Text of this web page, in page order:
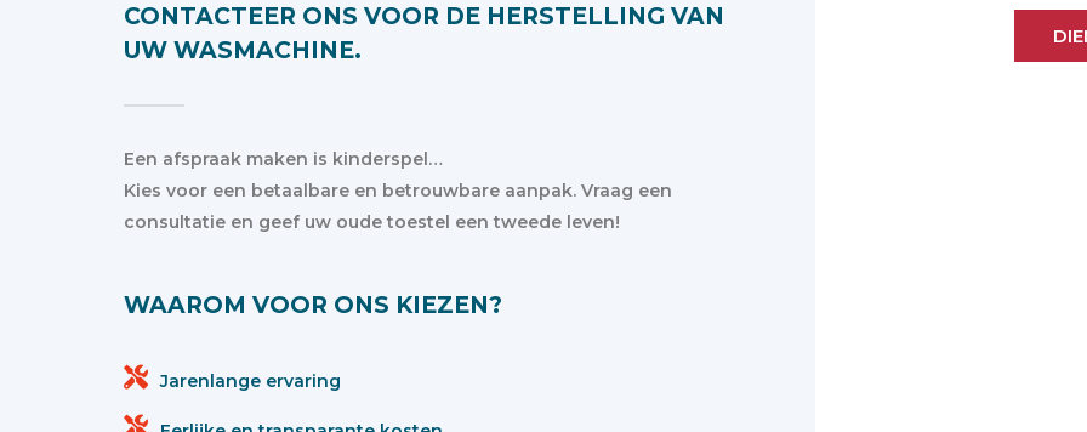
CONTACTEER ONS VOOR DE HERSTELLING VAN
UW WASMACHINE.
Een afspraak maken is kinderspel…
Kies voor een betaalbare en betrouwbare aanpak. Vraag een
consultatie en geef uw oude toestel een tweede leven!
WAAROM VOOR ONS KIEZEN?
Jarenlange ervaring